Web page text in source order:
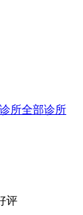
所全部诊所
评